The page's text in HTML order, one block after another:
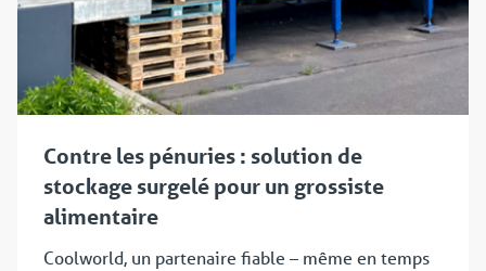
Contre les pénuries : solution de
stockage surgelé pour un grossiste
alimentaire
Coolworld, un partenaire fiable – même en temps